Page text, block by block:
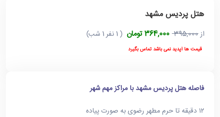
هتل پردیس مشهد
از395,000 364,000 تومان ( 1 نفر 1 شب)
قیمت ها آپدید نمی باشد تماس بگیرد
فاصله هتل پردیس مشهد با مراکز مهم شهر
۱۲ دقیقه تا حرم مطهر رضوی به صورت پیاده